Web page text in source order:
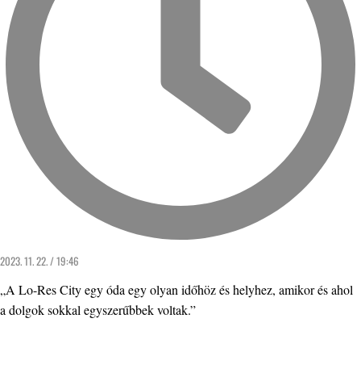
2023. 11. 22. / 19:46
„A Lo-Res City egy óda egy olyan időhöz és helyhez, amikor és ahol
a dolgok sokkal egyszerűbbek voltak.”